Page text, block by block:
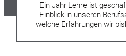
Ein Jahr Lehre ist
Einblick in unseren
welche Erfahrungen wir